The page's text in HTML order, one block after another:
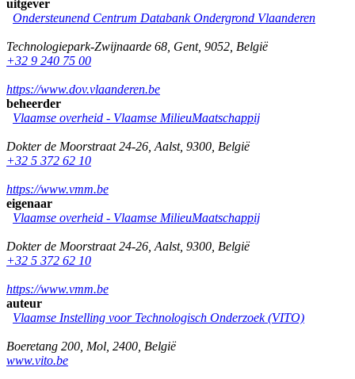
uitgever
Ondersteunend Centrum Databank Ondergrond Vlaanderen
Technologiepark-Zwijnaarde 68 Gent, 9052 België
+32 9 240 75 00
https://www.dov.vlaanderen.be
beheerder
Vlaamse overheid - Vlaamse MilieuMaatschappij
Dokter de Moorstraat 24-26 Aalst, 9300 België
+32 5 372 62 10
https://www.vmm.be
eigenaar
Vlaamse overheid - Vlaamse MilieuMaatschappij
Dokter de Moorstraat 24-26 Aalst, 9300 België
+32 5 372 62 10
https://www.vmm.be
auteur
Vlaamse Instelling voor Technologisch Onderzoek (VITO)
Boeretang 200 Mol 2400 België
www.vito.be